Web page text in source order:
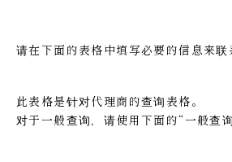
请在下面的表格中填写必要的信息来联
此表格是针对代理商的查询表格。
对于一般查询，请使用下面的“一般查